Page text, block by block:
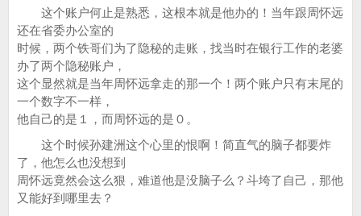
这个账户何止是熟悉，这根本就是他办的！当年跟周怀远
还在省委办公室的
时候，两个铁哥们为了隐秘的走账，找当时在银行工作的老婆
办了两个隐秘账户，
这个显然就是当年周怀远拿走的那一个！两个账户只有末尾的
一个数字不一样，
他自己的是１，而周怀远的是０。
这个时候孙建洲这个心里的恨啊！简直气的脑子都要炸
了，他怎么也没想到
周怀远竟然会这么狠，难道他是没脑子么？斗垮了自己，那他
又能好到哪里去？